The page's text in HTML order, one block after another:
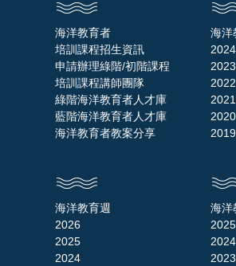
海洋教育者
培訓課程招生資訊
申請辦理綠階/初階課程
培訓課程講師團隊
綠階海洋教育者人才庫
藍階海洋教育者人才庫
海洋教育者教案分享
海洋
2023
2022
2021
2020
2019
海洋教育週
2026
2025
2024
海洋
2025
2024
2023